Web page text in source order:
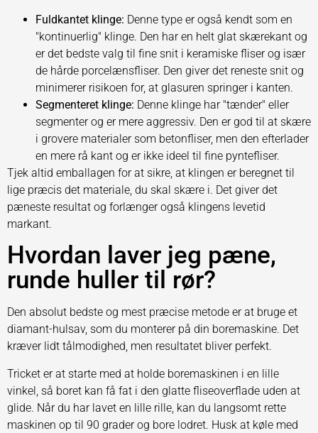
Fuldkantet klinge: Denne type er også kendt som en
"kontinuerlig" klinge. Den har en helt glat skærekant og
er det bedste valg til fine snit i keramiske fliser og især
de hårde porcelænsfliser. Den giver det reneste snit og
minimerer risikoen for, at glasuren springer i kanten.
Segmenteret klinge: Denne klinge har "tænder" eller
segmenter og er mere aggressiv. Den er god til at skære
i grovere materialer som betonfliser, men den efterlader
en mere rå kant og er ikke ideel til fine pyntefliser.
Tjek altid emballagen for at sikre, at klingen er beregnet til
lige præcis det materiale, du skal skære i. Det giver det
pæneste resultat og forlænger også klingens levetid
markant.
Hvordan laver jeg pæne,
runde huller til rør?
Den absolut bedste og mest præcise metode er at bruge et
diamant-hulsav, som du monterer på din boremaskine. Det
kræver lidt tålmodighed, men resultatet bliver perfekt.
Tricket er at starte med at holde boremaskinen i en lille
vinkel, så boret kan få fat i den glatte fliseoverflade uden at
glide. Når du har lavet en lille rille, kan du langsomt rette
maskinen op til 90 grader og bore lodret. Husk at køle med